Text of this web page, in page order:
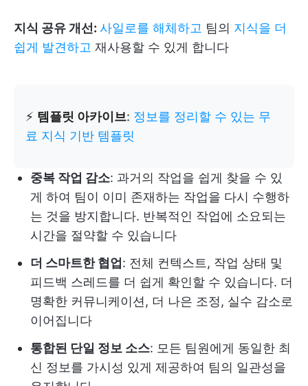
지식 공유 개선: 사일로를 해체하고 팀의 지식을 더
쉽게 발견하고 재사용할 수 있게 합니다
⚡️ 템플릿 아카이브: 정보를 정리할 수 있는 무
료 지식 기반 템플릿
중복 작업 감소: 과거의 작업을 쉽게 찾을 수 있
게 하여 팀이 이미 존재하는 작업을 다시 수행하
는 것을 방지합니다. 반복적인 작업에 소요되는
시간을 절약할 수 있습니다
더 스마트한 협업 : 전체 컨텍스트, 작업 상태 및
피드백 스레드를 더 쉽게 확인할 수 있습니다. 더
명확한 커뮤니케이션, 더 나은 조정, 실수 감소로
이어집니다
통합된 단일 정보 소스: 모든 팀원에게 동일한 최
신 정보를 가시성 있게 제공하여 팀의 일관성을